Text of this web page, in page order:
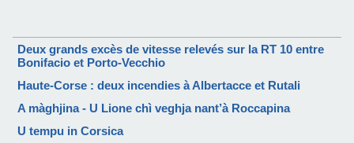
Deux grands excès de vitesse relevés sur la RT 10 entre
Bonifacio et Porto-Vecchio
Haute-Corse : deux incendies à Albertacce et Rutali
A màghjina - U Lione chì veghja nant’à Roccapina
U tempu in Corsica